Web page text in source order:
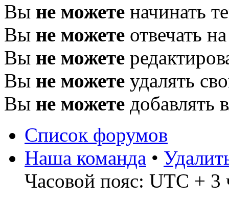
Вы не можете начинать
Вы не можете отвечать
Вы не можете
Вы не можете удалять
Вы не можете добавлять
Список форумов
Наша команда •
Часовой пояс: UTC + 3